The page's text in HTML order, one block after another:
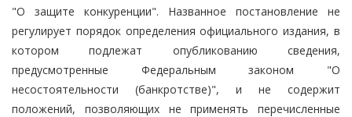
"О защите конкуренции". Названное постановление не
регулирует порядок определения официального издания, в
котором подлежат опубликованию сведения,
предусмотренные Федеральным законом "О
несостоятельности (банкротстве)", и не содержит
положений, позволяющих не применять перечисленные